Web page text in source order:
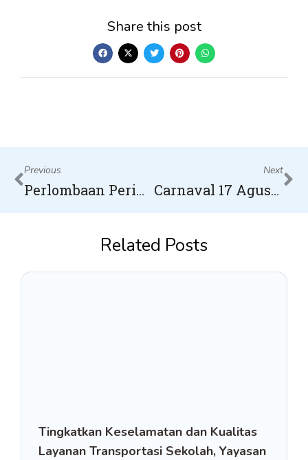
Share this post
Prev
Previous
Perlombaan Peringatan HUT RI ke -79 Sekolah Bumitama
Next
Carnaval 17 Agustus Sekolah Bumitama
Related Posts
Tingkatkan Keselamatan dan Kualitas
Layanan Transportasi Sekolah, Yayasan